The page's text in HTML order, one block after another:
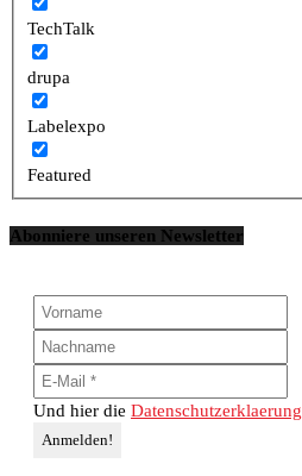
TechTalk
drupa
Labelexpo
Featured
Abonniere unseren Newsletter
Und hier die Datenschutzerklaerung